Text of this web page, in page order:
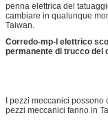
penna elettrica del
cambiare in qualunque
Taiwan.
Corredo-mp-l elettrico
permanente di trucco del
I pezzi meccanici
pezzi meccanici fanno in